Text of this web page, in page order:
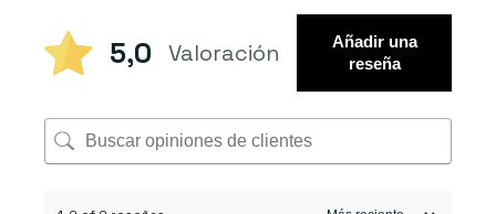
5,0 Valoración
Añadir una
reseña